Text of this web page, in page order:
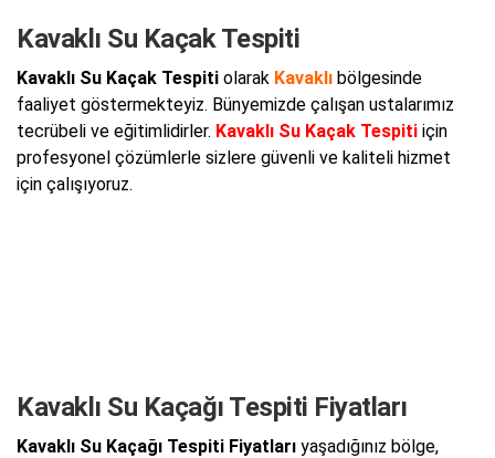
Kavaklı Su Kaçak Tespiti
Kavaklı Su Kaçak Tespiti olarak Kavaklı bölgesinde
faaliyet göstermekteyiz. Bünyemizde çalışan ustalarımız
tecrübeli ve eğitimlidirler. Kavaklı Su Kaçak Tespiti için
profesyonel çözümlerle sizlere güvenli ve kaliteli hizmet
için çalışıyoruz.
Kavaklı Su Kaçağı Tespiti Fiyatları
Kavaklı Su Kaçağı Tespiti Fiyatları yaşadığınız bölge,